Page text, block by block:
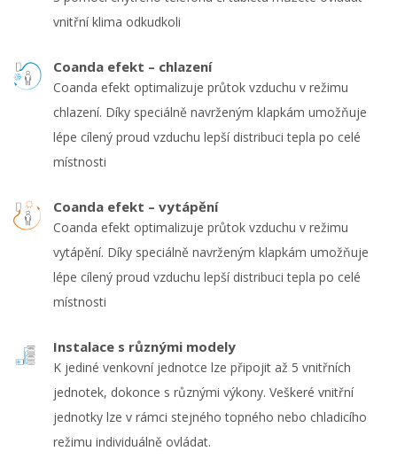
vnitřní klima odkudkoli
Coanda efekt – chlazení
Coanda efekt optimalizuje průtok vzduchu v režimu
chlazení. Díky speciálně navrženým klapkám umožňuje
lépe cílený proud vzduchu lepší distribuci tepla po celé
místnosti
Coanda efekt – vytápění
Coanda efekt optimalizuje průtok vzduchu v režimu
vytápění. Díky speciálně navrženým klapkám umožňuje
lépe cílený proud vzduchu lepší distribuci tepla po celé
místnosti
Instalace s různými modely
K jediné venkovní jednotce lze připojit až 5 vnitřních
jednotek, dokonce s různými výkony. Veškeré vnitřní
jednotky lze v rámci stejného topného nebo chladicího
režimu individuálně ovládat.